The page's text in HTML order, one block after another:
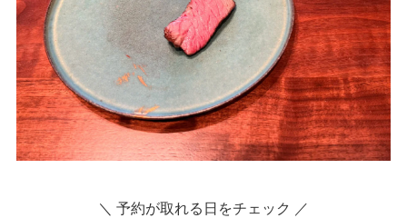
＼ 予約が取れる日をチェック ／